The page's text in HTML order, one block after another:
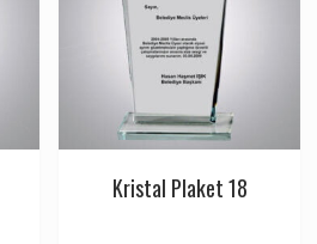
Kristal Plaket 18